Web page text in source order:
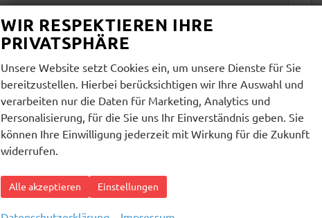
WIR RESPEKTIEREN IHRE
PRIVATSPHÄRE
Unsere Website setzt Cookies ein, um unsere Dienste für Sie
bereitzustellen. Hierbei berücksichtigen wir Ihre Auswahl und
verarbeiten nur die Daten für Marketing, Analytics und
Personalisierung, für die Sie uns Ihr Einverständnis geben. Sie
können Ihre Einwilligung jederzeit mit Wirkung für die Zukunft
widerrufen.
Alle akzeptieren Einstellungen